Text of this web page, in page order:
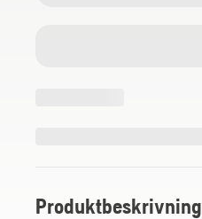
Produktbeskrivning